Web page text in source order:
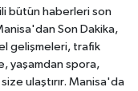
bütün haberleri son
Son Dakika,
gelişmeleri, trafik
yaşamdan spora,
ulaştırır. Manisa'da